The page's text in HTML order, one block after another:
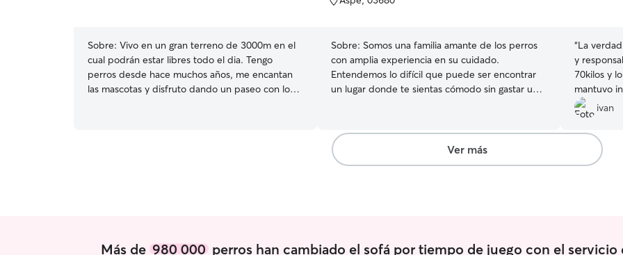
Sobre: Vivo en un gran terreno de 3000m en el
cual podrán estar libres todo el dia. Tengo
perros desde hace muchos años, me encantan
las mascotas y disfruto dando un paseo con los
Aún así, les saco a pasear siempre que puedo
estrellas
Sobre: Somos una familia amante de los perros
con amplia experiencia en su cuidado.
Entendemos lo difícil que puede ser encontrar
un lugar donde te sientas cómodo sin gastar una
tendrá acceso todo el día. Nuestra casa admite
perros en todas sus instalaciones. Tu perro se
sentirá como en casa. We are a dog loving family
day. Our home is dog friendly throughout. Your
“La
y
70kilos y
mantuvo
antes para
rutas que
que todo
ivan
Ver más
Más de980 000 perros han cambiado el sofá por tiempo de juego con el servicio